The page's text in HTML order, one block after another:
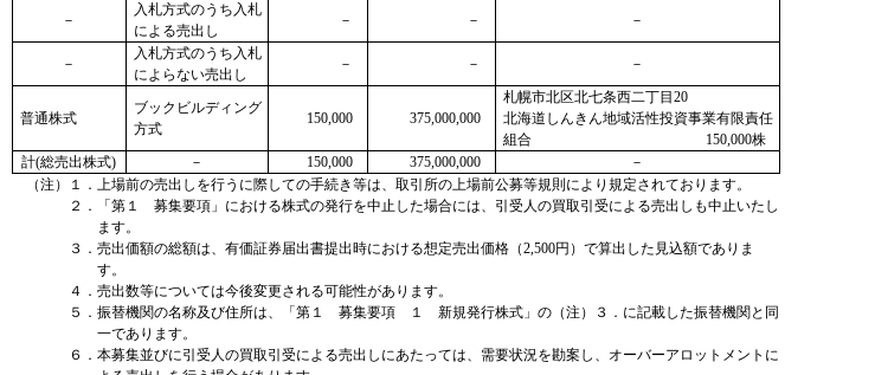
－
入札方式のうち入札
による売出し
－ － －
－
入札方式のうち入札
によらない売出し
－ － －
普通株式
ブックビルディング
方式
150,000 375,000,000
札幌市北区北七条西二丁目20
北海道しんきん地域活性投資事業有限責任
組合 150,000株
計(総売出株式)
－ 150,000 375,000,000
－
（注）１．上場前の売出しを行うに際しての手続き等は、取引所の上場前公募等規則により規定されております。
２．「第１ 募集要項」における株式の発行を中止した場合には、引受人の買取引受による売出しも中止いたし
ます。
３．売出価額の総額は、有価証券届出書提出時における想定売出価格（2,500円）で算出した見込額でありま
す。
４．売出数等については今後変更される可能性があります。
５．振替機関の名称及び住所は、「第１ 募集要項 １ 新規発行株式」の（注）３．に記載した振替機関と同
一であります。
６．本募集並びに引受人の買取引受による売出しにあたっては、需要状況を勘案し、オーバーアロットメントに